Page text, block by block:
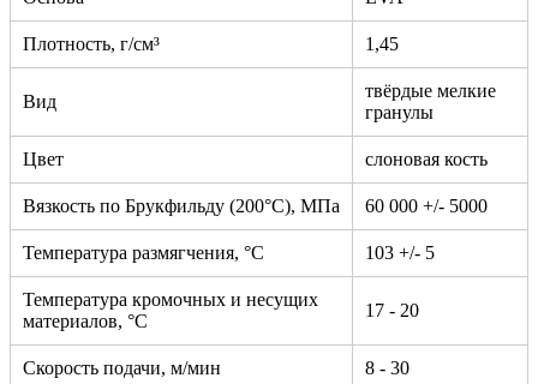
Плотность, г/см³ 1,45
Вид
твёрдые мелкие
гранулы
Цвет слоновая кость
Вязкость по Брукфильду (200°С), МПа 60 000 +/- 5000
Температура размягчения, °С 103 +/- 5
Температура кромочных и несущих
материалов, °С
17 - 20
Скорость подачи, м/мин 8 - 30